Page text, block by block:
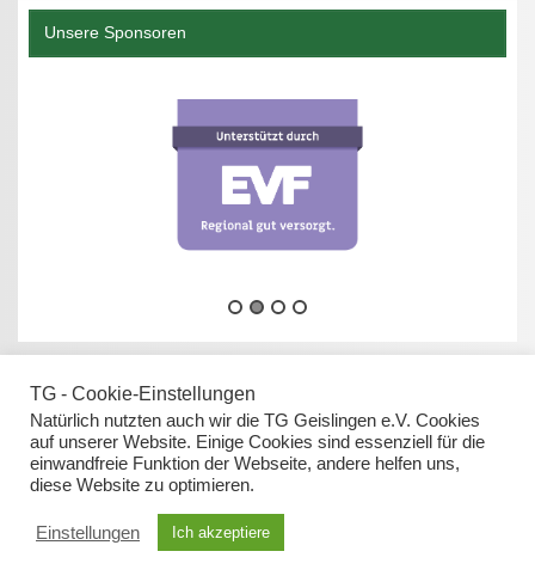
Unsere Sponsoren
Datenschutz
Impressum
TG - Cookie-Einstellungen
Natürlich nutzten auch wir die TG Geislingen e.V. Cookies
auf unserer Website. Einige Cookies sind essenziell für die
einwandfreie Funktion der Webseite, andere helfen uns,
diese Website zu optimieren.
Einstellungen Ich akzeptiere